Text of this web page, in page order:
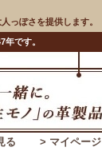
っぽさを提供します。
です。
る > マイページ